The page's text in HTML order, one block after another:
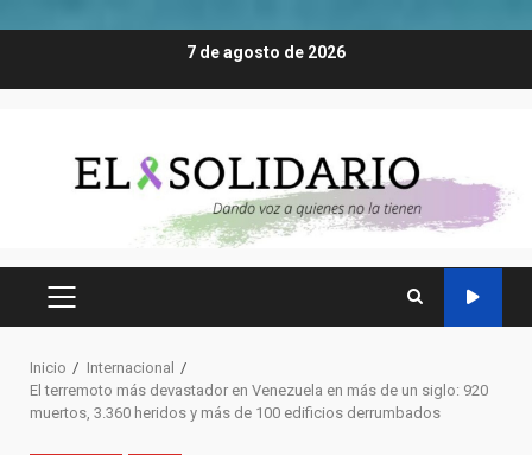
7 de agosto de 2026
MENÚ
Inicio
Internacional
El terremoto más devastador en Venezuela en más de un siglo: 920
muertos, 3.360 heridos y más de 100 edificios derrumbados